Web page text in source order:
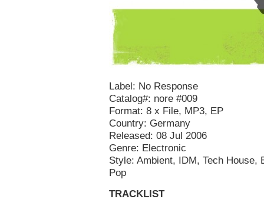
Label: No Response
Catalog#: nore #009
Format: 8 x File, MP3, EP
Country: Germany
Released: 08 Jul 2006
Genre: Electronic
Style: Ambient, IDM, Tech House,
Pop
TRACKLIST